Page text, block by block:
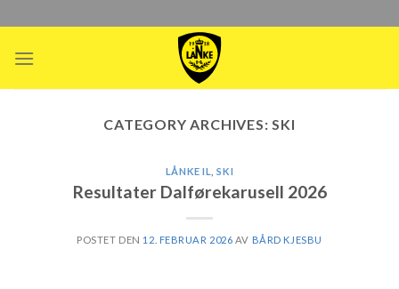
to
content
CATEGORY ARCHIVES:SKI
LÅNKE IL ,SKI
Resultater Dalførekarusell 2026
POSTET DEN 12. FEBRUAR 2026 AV BÅRD KJESBU